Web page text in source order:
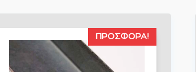
ΠΡΟΣΦΟΡΆ!